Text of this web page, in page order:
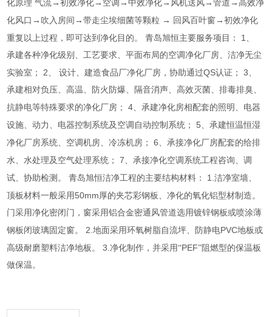
化原理 气流→初效净化→空调→中效净化→风机送风→管道→高效净
化风口→吹入房间→带走尘埃细菌等颗粒 → 回风百叶窗→初效净化
重复以上过程，即可达到净化目的。
青岛旭恒主要服务项目： 1、
承建各种净化级别、工艺要求、平面布局的空调净化厂房、洁净无尘
实验室；
2、 设计、建造食品厂净化厂房，协助通过QS认证； 3、
承建相对负压、高温、防火防爆、隔音消声、高效灭菌、排毒排臭、
抗静电等特殊要求的净化厂房；
4、承建净化房相配套的照明、电器
设施、动力、电器控制系统及空调自动控制系统；
5、承建恒温恒湿
净化厂房系统、空调机房、冷冻机房；
6、承接净化厂房配套的给排
水、水处理及空气处理系统；
7、承接净化空调系统工程咨询、调
试、协助检测。
青岛旭恒洁净工程的主要结构材料： 1.洁净室墙、
顶板材料一般采用50mm厚的夹芯彩钢板、净化的氧化铝型材制造。
门采用净化密闭门，窗采用铝合金密通风管道选用镀锌钢板或喷涂薄
钢板闭玻璃固定窗。
2.地面采用环氧树脂自流坪、防静电PVC地板或
高级耐磨塑料洁净地板。
3.净化制作，并采用“PEF”阻燃型的保温板
做保温。